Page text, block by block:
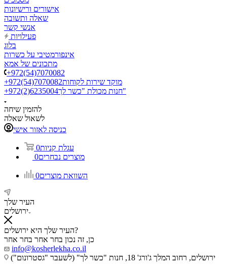
אישורים ורישיונות
שאלה ותשובה
אנשי קשר
פעילויות
בלוג
אינפורמטיבי על כשרות
מתכונים של אמא
+972(54)7070082
+972(54)7070082מוקד שירות לקוחות
+972(2)6235004
חנות מכולת "כשר לך"
להזמין שיחה
לשאול שאלה
כניסה לאזור אישי
עגלת קניות0
מוצרים נבחרים0
השוואת מוצרים0
העיר שלך
ירושלים
העיר שלך היא ירושלים?
כן, זה נכון בחר אחר בחר אחר
info@kosherlekha.co.il
ירושלים, רחוב המלך ג'ורג' 18, חנות "כשר לך" (לשעבר "גסטרונום")